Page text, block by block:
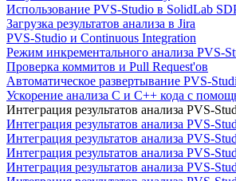
Использование PVS-Studio в SolidLab
Загрузка результатов анализа в Jira
PVS-Studio и Continuous Integration
Режим инкрементального анализа PVS-
Проверка коммитов и Pull Request'ов
Автоматическое развертывание PVS-
Ускорение анализа C и C++ кода с
Интеграция результатов анализа PVS-
Интеграция результатов анализа PVS-
Интеграция результатов анализа PVS-
Интеграция результатов анализа PVS-
Интеграция результатов анализа PVS-